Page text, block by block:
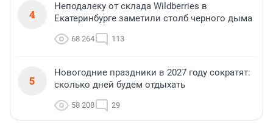
4
Неподалеку от склада Wildberries в
Екатеринбурге заметили столб черного дыма
68 264 113
5
Новогодние праздники в 2027 году сократят:
сколько дней будем отдыхать
58 208 29